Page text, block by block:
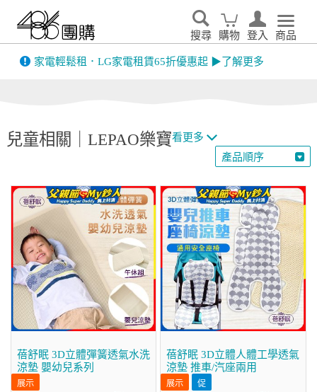
搜尋 購物 登入 商品
家電輕鬆租．LG家電租賃65折優惠起 ▶了解更多
兒童相關｜LEPAO樂寶看更多
產品順序
蓓舒眠 3D立體彈簧透氣水洗
涼墊 嬰幼兒系列
蓓舒眠 3D立體人體工學透氣
涼墊 推車/汽座兩用